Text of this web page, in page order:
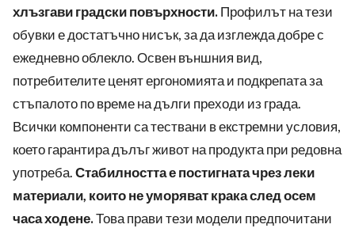
хлъзгави градски повърхности.Профилът на тези
обувки е достатъчно нисък, за да изглежда добре с
ежедневно облекло. Освен външния вид,
потребителите ценят ергономията и подкрепата за
стъпалото по време на дълги преходи из града.
Всички компоненти са тествани в екстремни условия,
което гарантира дълъг живот на продукта при редовна
употреба.Стабилността е постигната чрез леки
материали, които не уморяват крака след осем
часа ходене.Това прави тези модели предпочитани